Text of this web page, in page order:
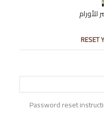
RESET
Password reset